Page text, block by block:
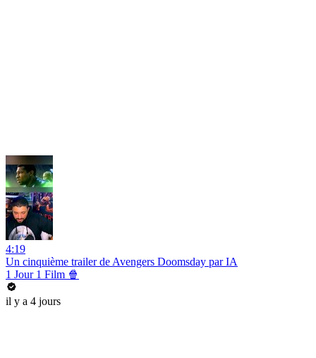
4:19
Un cinquième trailer de Avengers Doomsday par IA
1 Jour 1 Film 🍿
il y a 4 jours